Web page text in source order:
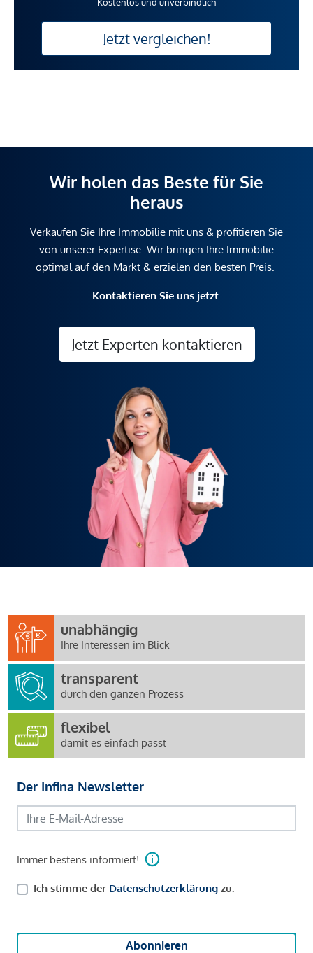
Jetzt vergleichen!
Wir holen das Beste für Sie
heraus
Verkaufen Sie Ihre Immobilie mit uns & profitieren Sie
von unserer Expertise. Wir bringen Ihre Immobilie
optimal auf den Markt & erzielen den besten Preis.
Kontaktieren Sie uns jetzt.
Jetzt Experten kontaktieren
unabhängig
Ihre Interessen im Blick
transparent
durch den ganzen Prozess
flexibel
damit es einfach passt
Der Infina Newsletter
Immer bestens informiert!
Ich stimme der Datenschutzerklärung zu.
Abonnieren